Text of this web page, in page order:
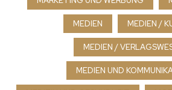
MEDIEN MEDIEN /
MEDIEN /
MEDIEN UND